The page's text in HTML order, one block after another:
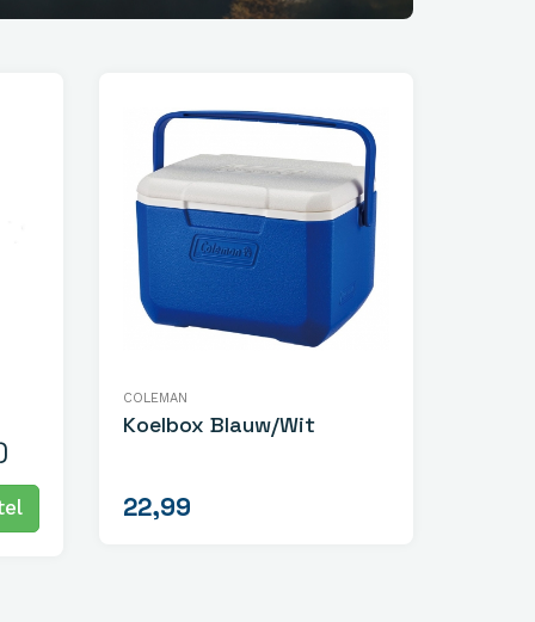
COLEMAN
Koelbox Blauw/Wit
22,99